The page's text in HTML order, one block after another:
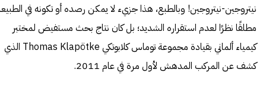
نيتروجين-نيتروجين! وبالطبع، هذا جزيء لا يمكن رصده أو تكونه في
مطلقًا نظرًا لعدم استقراره الشديد؛ بل كان نتاج بحث مستفيض لمختبر
كيمياء ألماني بقيادة مجموعة توماس كلابوتكي Thomas Klapötke الذي
كشف عن المركب المدهش لأول مرة في عام 2011.